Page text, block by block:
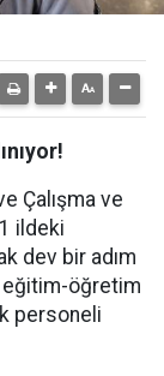
Çalışma ve
ildeki
dev bir adım
eğitim-öğretim
personeli